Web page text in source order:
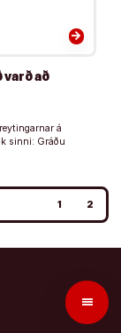
menu
arrow_forward
að
á
sinni: Gráðu
1 2